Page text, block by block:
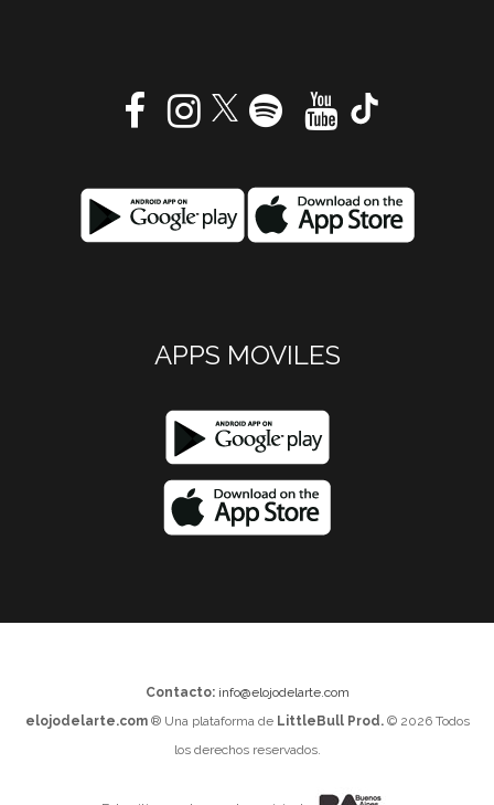
APPS MOVILES
Contacto: info@elojodelarte.com
elojodelarte.com® Una plataforma de LittleBull Prod.© 2026 Todos
los derechos reservados.